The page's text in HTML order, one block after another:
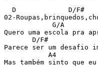
D             D/F#
02-
G/A
Quero uma escola pra
D/F#
Parece ser um desafio
A4
Mas também sinto que